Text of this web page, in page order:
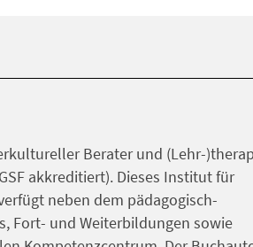
Berater und (Lehr-
akkreditiert). Dieses Institut für
neben dem pädagogisch-
Fort- und Weiterbildungen sowie